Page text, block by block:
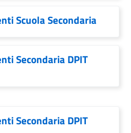
Scuola Secondaria
Secondaria DPIT
Secondaria DPIT